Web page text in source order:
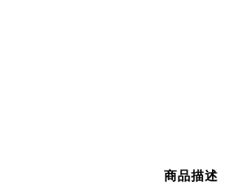
商品描述